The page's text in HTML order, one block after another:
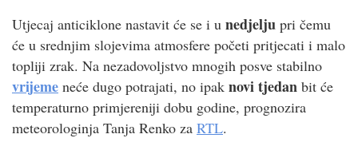
Utjecaj anticiklone nastavit će se i u nedjelju pri čemu
će u srednjim slojevima atmosfere početi pritjecati i malo
topliji zrak. Na nezadovoljstvo mnogih posve stabilno
vrijeme neće dugo potrajati, no ipak novi tjedan bit će
temperaturno primjereniji dobu godine, prognozira
meteorologinja Tanja Renko za RTL.